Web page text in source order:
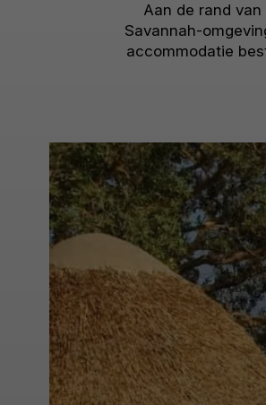
Aan de rand
Savannah-
accommodatie